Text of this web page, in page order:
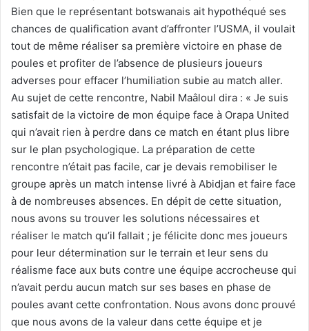
Bien que le représentant botswanais ait hypothéqué ses
chances de qualification avant d’affronter l’USMA, il voulait
tout de même réaliser sa première victoire en phase de
poules et profiter de l’absence de plusieurs joueurs
adverses pour effacer l’humiliation subie au match aller.
Au sujet de cette rencontre, Nabil Maâloul dira : « Je suis
satisfait de la victoire de mon équipe face à Orapa United
qui n’avait rien à perdre dans ce match en étant plus libre
sur le plan psychologique. La préparation de cette
rencontre n’était pas facile, car je devais remobiliser le
groupe après un match intense livré à Abidjan et faire face
à de nombreuses absences. En dépit de cette situation,
nous avons su trouver les solutions nécessaires et
réaliser le match qu’il fallait ; je félicite donc mes joueurs
pour leur détermination sur le terrain et leur sens du
réalisme face aux buts contre une équipe accrocheuse qui
n’avait perdu aucun match sur ses bases en phase de
poules avant cette confrontation. Nous avons donc prouvé
que nous avons de la valeur dans cette équipe et je